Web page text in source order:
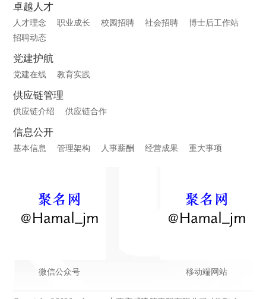
卓越人才
人才理念 职业成长 校园招聘 社会招聘
博士后工作站
招聘动态
党建护航
党建在线 教育实践
供应链管理
供应链介绍 供应链合作
信息公开
基本信息 管理架构 人事薪酬 经营成果 重大事项
微信公众号 移动端网站